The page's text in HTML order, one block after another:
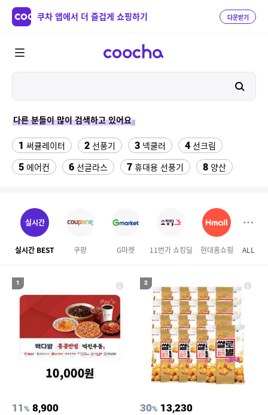
쿠차 앱에서 더 즐겁게 쇼핑하기 다운받기
다른 분들이 많이 검색하고 있어요
1 써큘레이터 2 선풍기 3 넥쿨러 4 선크림
5 에어컨 6 선글라스 7 휴대용 선풍기 8 양산
12 잘풀리는집 퀼팅 14 팔찌부자재
15 forever21 17 onemix
18 비데 19 매운소스
삼성갤럭시북프로, 32gb, win11포함
ALL
실시간
실시간 BEST 쿠팡 G마켓 11번가 쇼킹딜 현대홈쇼핑
1
11% 8,900
2
30% 13,230